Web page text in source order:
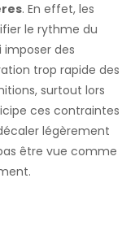
. En effet, les
le rythme du
imposer des
trop rapide des
surtout lors
ces contraintes
légèrement
être vue comme